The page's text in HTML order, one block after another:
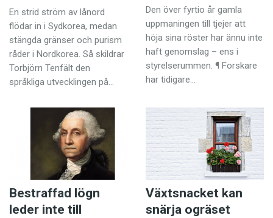
En strid ström av lånord
flödar in i Sydkorea, medan
stängda gränser och purism
råder i Nordkorea. Så skildrar
Torbjörn Tenfält den
språkliga utvecklingen på…
Den över fyrtio år gamla
uppmaningen till tjejer att
höja sina röster har ännu inte
haft genomslag – ens i
styrelserummen. ¶ Forskare
har tidigare…
Bestraffad lögn
leder inte till
Växtsnacket kan
snärja ogräset